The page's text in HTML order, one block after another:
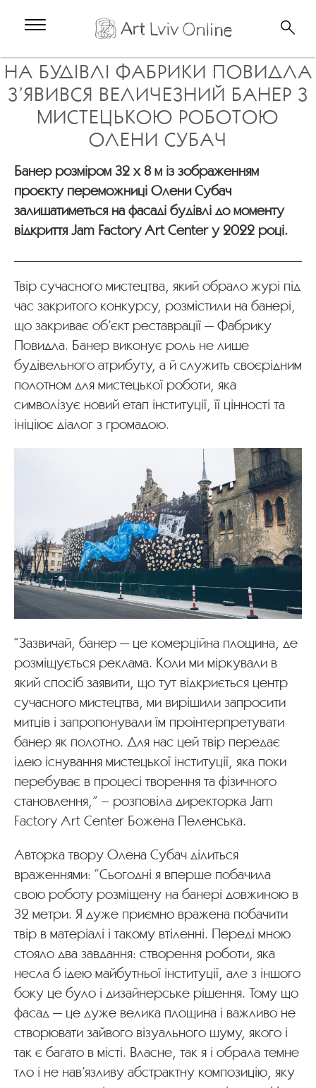
НА БУДІВЛІ ФАБРИКИ ПОВИДЛА
З’ЯВИВСЯ ВЕЛИЧЕЗНИЙ БАНЕР З
МИСТЕЦЬКОЮ РОБОТОЮ
ОЛЕНИ СУБАЧ
Банер розміром 32 х 8 м із зображенням
проєкту переможниці Олени Субач
залишатиметься на фасаді будівлі до моменту
відкриття Jam Factory Art Center у 2022 році.
Твір сучасного мистецтва, який обрало журі під
час закритого конкурсу, розмістили на банері,
що закриває об’єкт реставрації — Фабрику
Повидла. Банер виконує роль не лише
будівельного атрибуту, а й служить своєрідним
полотном для мистецької роботи, яка
символізує новий етап інституції, її цінності та
ініціює діалог з громадою.
“Зазвичай, банер — це комерційна площина, де
розміщується реклама. Коли ми міркували в
який спосіб заявити, що тут відкриється центр
сучасного мистецтва, ми вирішили запросити
митців і запропонували їм проінтерпретувати
банер як полотно. Для нас цей твір передає
ідею існування мистецької інституції, яка поки
перебуває в процесі творення та фізичного
становлення,” – розповіла директорка Jam
Factory Art Center Божена Пеленська.
Авторка твору Олена Субач ділиться
враженнями: “Сьогодні я вперше побачила
свою роботу розміщену на банері довжиною в
32 метри. Я дуже приємно вражена побачити
твір в матеріалі і такому втіленні. Переді мною
стояло два завдання: створення роботи, яка
несла б ідею майбутньої інституції, але з іншого
боку це було і дизайнерське рішення. Тому що
фасад — це дуже велика площина і важливо не
створювати зайвого візуального шуму, якого і
так є багато в місті. Власне, так я і обрала темне
тло і не нав’язливу абстрактну композицію, яку